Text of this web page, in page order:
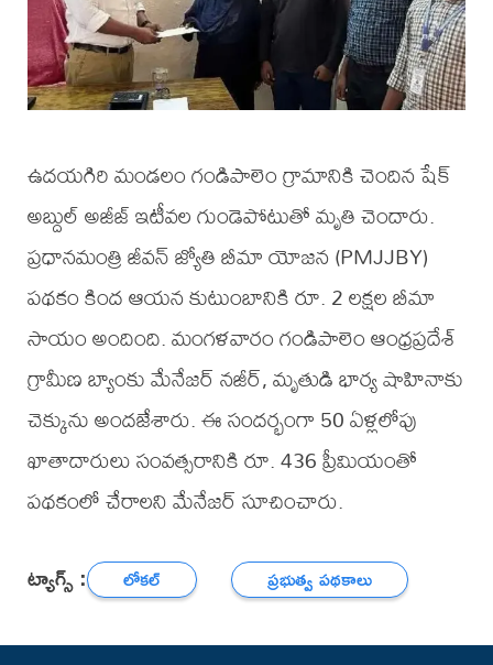
ఉదయగిరి మండలం గండిపాలెం గ్రామానికి చెందిన షేక్
అబ్దుల్ అజీజ్ ఇటీవల గుండెపోటుతో మృతి చెందారు.
ప్రధానమంత్రి జీవన్ జ్యోతి బీమా యోజన (PMJJBY)
పథకం కింద ఆయన కుటుంబానికి రూ. 2 లక్షల బీమా
సాయం అందింది. మంగళవారం గండిపాలెం ఆంధ్రప్రదేశ్
గ్రామీణ బ్యాంకు మేనేజర్ నజీర్, మృతుడి భార్య షాహినాకు
చెక్కును అందజేశారు. ఈ సందర్భంగా 50 ఏళ్లలోపు
ఖాతాదారులు సంవత్సరానికి రూ. 436 ప్రీమియంతో
పథకంలో చేరాలని మేనేజర్ సూచించారు.
ట్యాగ్స్ : లోకల్ ప్రభుత్వ పథకాలు